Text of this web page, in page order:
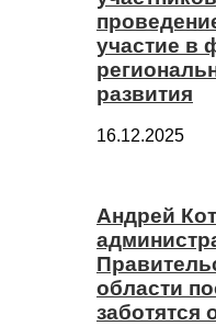
участие в
развития
16.12.2025
Андрей
области
заботятся